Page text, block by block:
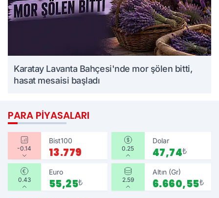
Karatay Lavanta Bahçesi'nde mor şölen bitti,
hasat mesaisi başladı
PARA PIYASALARI
-0.14
Bist100
13.779 0.25
Dolar
47,74₺
0.43
Euro
55,25₺ 2.59
Altın (Gr)
6.660,55₺